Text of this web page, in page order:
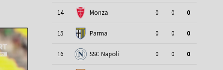
14 Monza 0 0 0
15 Parma 0 0 0
16 SSC Napoli 0 0 0